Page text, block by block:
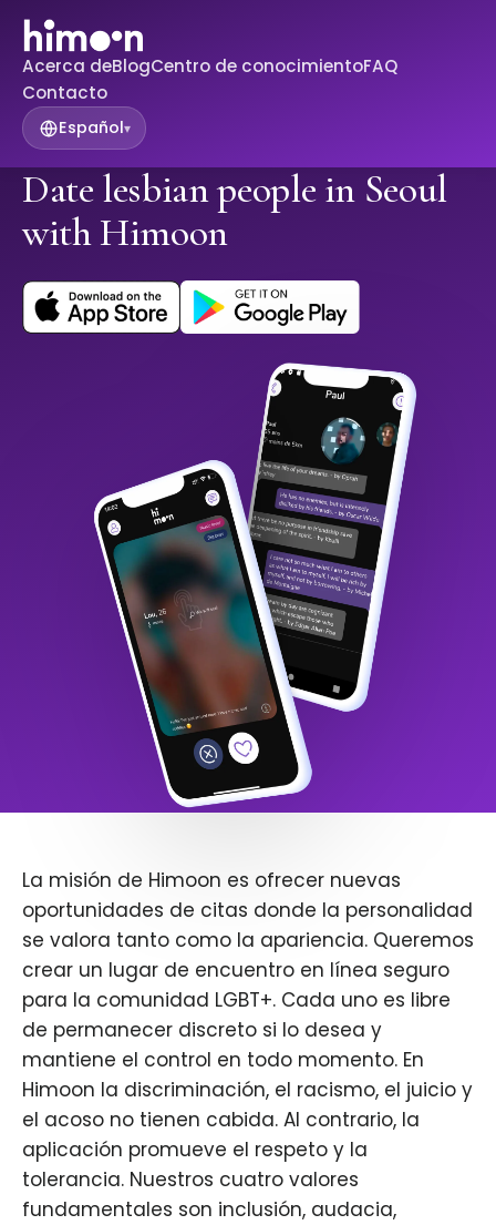
Acerca deBlogCentro de conocimientoFAQ
Contacto
Español▾
Date lesbian people in Seoul
with Himoon
La misión de Himoon es ofrecer nuevas
oportunidades de citas donde la personalidad
se valora tanto como la apariencia. Queremos
crear un lugar de encuentro en línea seguro
para la comunidad LGBT+. Cada uno es libre
de permanecer discreto si lo desea y
mantiene el control en todo momento. En
Himoon la discriminación, el racismo, el juicio y
el acoso no tienen cabida. Al contrario, la
aplicación promueve el respeto y la
tolerancia. Nuestros cuatro valores
fundamentales son inclusión, audacia,